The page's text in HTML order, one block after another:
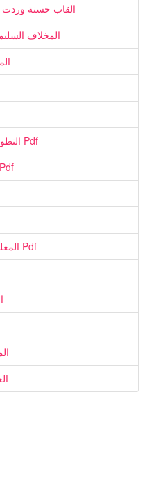
القاب حسنة وردت
المخلاف
التطور اللغوي التاريخي ابراهيم السامرائي Pdf
الجانب المظلم في التاريخ المسيحي Pdf
المعلقة العربية الأولى أو عند جذور التاريخ Pdf